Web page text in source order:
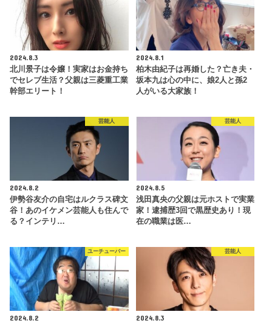
2024.8.3
北川景子は令嬢！実家はお金持ち
でセレブ生活？父親は三菱重工業
幹部エリート！
2024.8.1
柏木由紀子は再婚した？亡き夫・
坂本九は心の中に、娘2人と孫2
人がいる大家族！
芸能人
2024.8.2
伊勢谷友介の自宅はルクラス碑文
谷！あのイケメン芸能人も住んで
る？インテリ…
芸能人
2024.8.5
浅田真央の父親は元ホストで実業
家！逮捕歴3回で黒歴史あり！現
在の職業は医…
ユーチューバー
2024.8.2
芸能人
2024.8.3